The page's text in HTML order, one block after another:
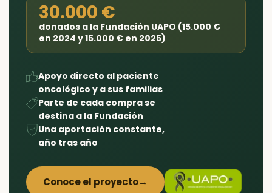
30.000 €
donados a la Fundación UAPO (15.000 €
en 2024 y 15.000 € en 2025)
Apoyo directo al paciente
oncológico y a sus familias
Parte de cada compra se
destina a la Fundación
Una aportación constante,
año tras año
Conoce el proyecto→